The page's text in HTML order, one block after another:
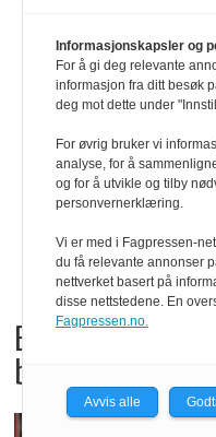
Bama
babyspinat
Informasjonskapsler og
For å gi deg relevante
informasjon fra ditt besøk
deg mot dette under
For øvrig bruker vi
analyse, for å
og for å utvikle og tilby
personvernerklæring.
Vi er med i Fagpressen-
du få relevante annonser
nettverket basert på
disse nettstedene. En
Fagpressen.no.
Avvis alle